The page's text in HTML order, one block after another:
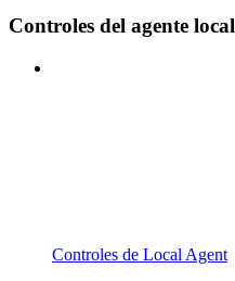
Controles del agente local
Controles de Local Agent